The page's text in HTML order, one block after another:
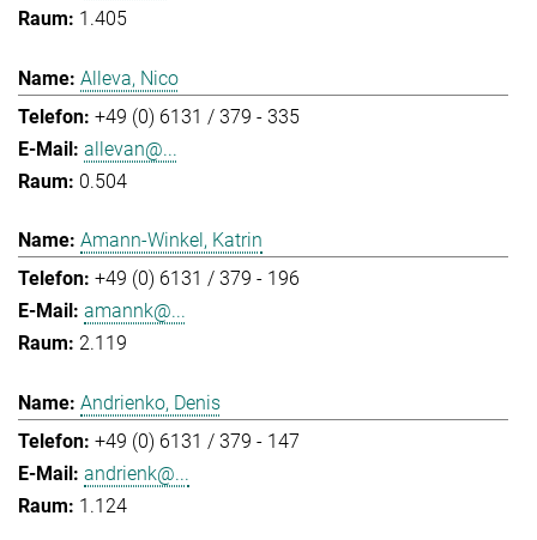
1.405
Alleva, Nico
+49 (0) 6131 / 379 - 335
allevan@...
0.504
Amann-Winkel, Katrin
+49 (0) 6131 / 379 - 196
amannk@...
2.119
Andrienko, Denis
+49 (0) 6131 / 379 - 147
andrienk@...
1.124